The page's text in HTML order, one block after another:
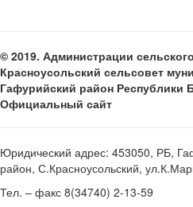
© 2019. Администрации
Красноусольский сельсовет
Гафурийский район Республики
Официальный сайт
Юридический адрес: 453050, РБ,
район, С.Красноусольский,
Тел. – факс 8(34740) 2-13-59